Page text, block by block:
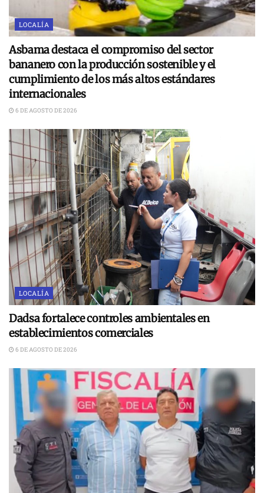
LOCALÍA
Asbama destaca el compromiso del sector
bananero con la producción sostenible y el
cumplimiento de los más altos estándares
internacionales
6 DE AGOSTO DE 2026
LOCALÍA
Dadsa fortalece controles ambientales en
establecimientos comerciales
6 DE AGOSTO DE 2026